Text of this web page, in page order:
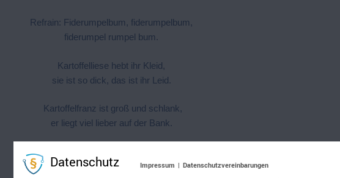
Refrain: Fiderumpelbum, fiderumpelbum,
fiderumpel rumpel bum.
Kartoffelliese hebt ihr Kleid,
sie ist so dick, das ist ihr Leid.
Kartoffelfranz ist groß und schlank,
er liegt viel lieber auf der Bank.
"Steh endlich auf und tanz im Nu!"
Datenschutz Impressum | Datenschutzvereinbarungen